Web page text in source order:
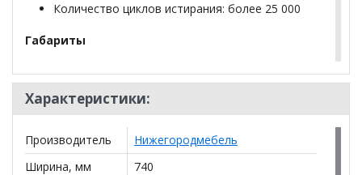
Количество циклов истирания: более 25 000
Габариты
(Д x Г х В, мм): 740 x 900 x 910
высота посадки (мм): 400
глубина сиденья (мм): 580
максимально допустимая нагрузка: 100 кг
Характеристики:
Производитель
Нижегородмебель
Ширина, мм
740